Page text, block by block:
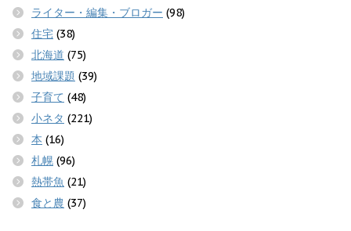
ライター・編集・ブロガー (98)
住宅 (38)
北海道 (75)
地域課題 (39)
子育て (48)
小ネタ (221)
本 (16)
札幌 (96)
熱帯魚 (21)
食と農 (37)